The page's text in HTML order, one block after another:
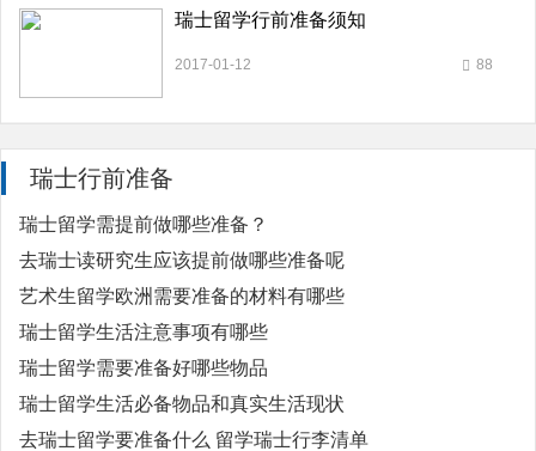
瑞士留学行前准备须知
2017-01-12 88
瑞士行前准备
瑞士留学需提前做哪些准备？
去瑞士读研究生应该提前做哪些准备呢
艺术生留学欧洲需要准备的材料有哪些
瑞士留学生活注意事项有哪些
瑞士留学需要准备好哪些物品
瑞士留学生活必备物品和真实生活现状
去瑞士留学要准备什么 留学瑞士行李清单